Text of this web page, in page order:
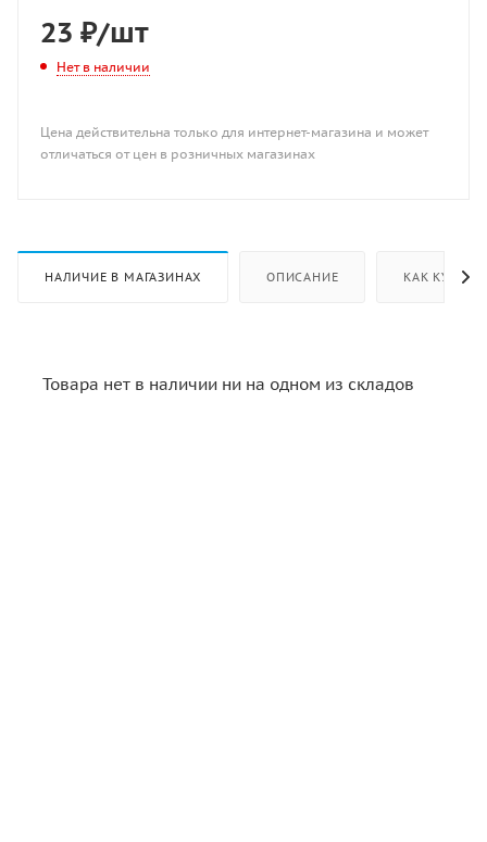
23 ₽/шт
Нет в наличии
Цена действительна только для интернет-магазина и может
отличаться от цен в розничных магазинах
НАЛИЧИЕ В МАГАЗИНАХ ОПИСАНИЕ КАК КУПИТЬ
Товара нет в наличии ни на одном из складов